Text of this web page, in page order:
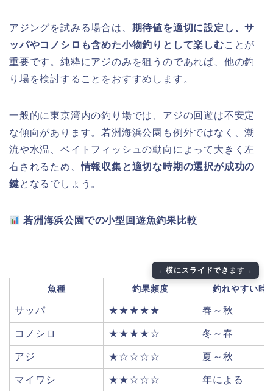
アジングを試みる場合は、 期待値を適切に設定し、サ
ッパやコノシロも含めた小物釣りとして楽しむことが
重要です。純粋にアジのみを狙うのであれば、他の釣
り場を検討することをおすすめします。
一般的に東京湾内の釣り場では、アジの回遊は不安定
な傾向があります。若洲海浜公園も例外ではなく、潮
流や水温、ベイトフィッシュの動向によって大きく左
右されるため、情報収集と適切な時期の選択が成功の
鍵となるでしょう。
若洲海浜公園での小型回遊魚釣果比較
魚種 釣果頻度 釣れやすい時
サッパ ★★★★★ 春～秋
コノシロ ★★★★☆ 冬～春
アジ ★☆☆☆☆ 夏～秋
マイワシ ★★☆☆☆ 年による